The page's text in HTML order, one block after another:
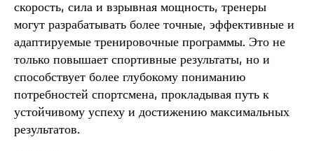
скорость, сила и взрывная мощность, тренеры
могут разрабатывать более точные, эффективные и
адаптируемые тренировочные программы. Это не
только повышает спортивные результаты, но и
способствует более глубокому пониманию
потребностей спортсмена, прокладывая путь к
устойчивому успеху и достижению максимальных
результатов.